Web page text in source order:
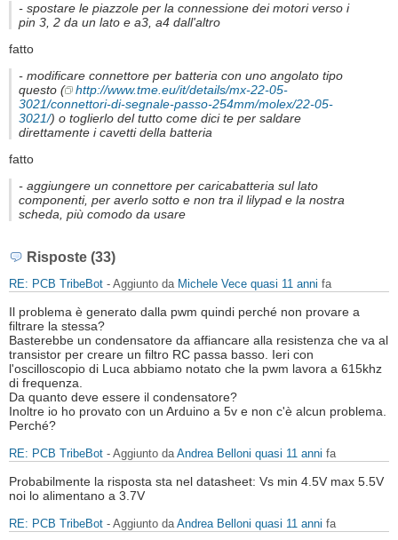
- spostare le piazzole per la connessione dei motori verso i
pin 3, 2 da un lato e a3, a4 dall'altro
fatto
- modificare connettore per batteria con uno angolato tipo
questo (
http://www.tme.eu/it/details/mx-22-05-
3021/connettori-di-segnale-passo-254mm/molex/22-05-
3021/) o toglierlo del tutto come dici te per saldare
direttamente i cavetti della batteria
fatto
- aggiungere un connettore per caricabatteria sul lato
componenti, per averlo sotto e non tra il lilypad e la nostra
scheda, più comodo da usare
Risposte (33)
RE: PCB TribeBot - Aggiunto da Michele Vece quasi 11 anni fa
Il problema è generato dalla pwm quindi perché non provare a
filtrare la stessa?
Basterebbe un condensatore da affiancare alla resistenza che va al
transistor per creare un filtro RC passa basso. Ieri con
l'oscilloscopio di Luca abbiamo notato che la pwm lavora a 615khz
di frequenza.
Da quanto deve essere il condensatore?
Inoltre io ho provato con un Arduino a 5v e non c'è alcun problema.
Perché?
RE: PCB TribeBot - Aggiunto daAndrea Belloni quasi 11 anni fa
Probabilmente la risposta sta nel datasheet: Vs min 4.5V max 5.5V
noi lo alimentano a 3.7V
RE: PCB TribeBot - Aggiunto daAndrea Belloni quasi 11 anni fa